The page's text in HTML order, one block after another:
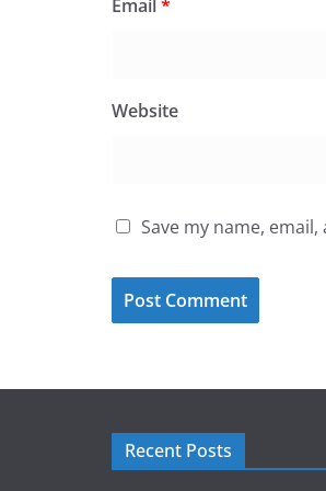
Email*
Website
Save my name,
Recent Posts